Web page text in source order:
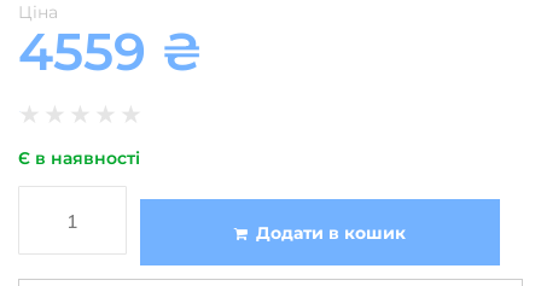
Ціна
4559 ₴
★ ★ ★ ★ ★
Є в наявності
Додати в кошик